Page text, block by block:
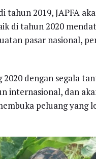
tahun 2019, JAPFA
di tahun 2020
pasar nasional,
dengan segala
internasional, dan
peluang yang